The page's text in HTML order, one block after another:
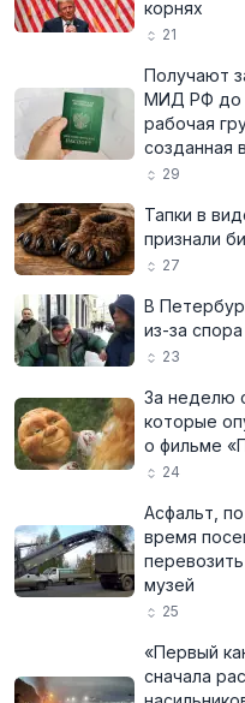
корнях
21
Получают
МИД РФ до
рабочая
созданная
29
Тапки в
признали
27
В
из-за
23
За неделю
которые
о фильме
24
Асфальт,
время
музей
25
«Первый
сначала